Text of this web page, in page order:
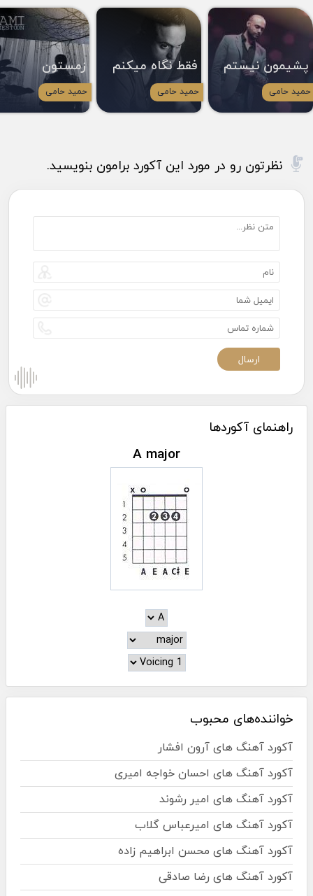
پشیمون نیستم
حمید حامی
فقط نگاه میکنم
حمید حامی
زمستون
حمید حامی
نظرتون رو در مورد این آکورد برامون بنویسید.
راهنمای آکوردها
A major
خواننده‌های محبوب
آکورد آهنگ های آرون افشار
آکورد آهنگ های احسان خواجه امیری
آکورد آهنگ های امیر رشوند
آکورد آهنگ های امیرعباس گلاب
آکورد آهنگ های محسن ابراهیم زاده
آکورد آهنگ های رضا صادقی